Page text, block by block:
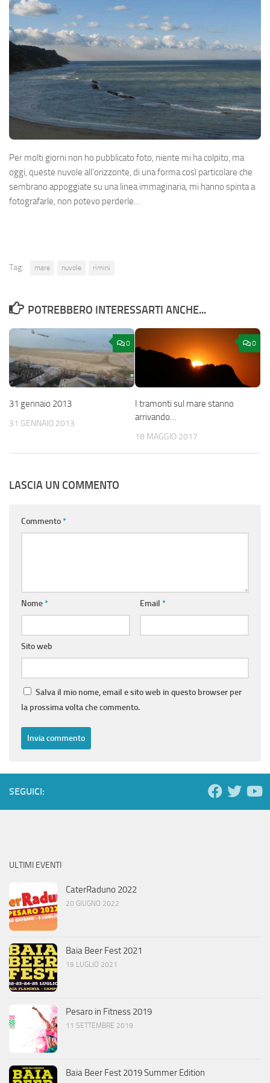
Per molti giorni non ho pubblicato foto, niente mi ha colpito, ma
oggi, queste nuvole all’orizzonte, di una forma così particolare che
sembrano appoggiate su una linea immaginaria, mi hanno spinta a
fotografarle, non potevo perderle…
Tag: mare nuvole rimini
POTREBBERO INTERESSARTI ANCHE...
0
31 gennaio 2013
31 GENNAIO 2013
0
I tramonti sul mare stanno
arrivando…
18 MAGGIO 2017
LASCIA UN COMMENTO
Commento*
Nome* Email *
Sito web
Salva il mio nome, email e sito web in questo browser per
la prossima volta che commento.
SEGUICI:
ULTIMI EVENTI
CaterRaduno 2022
20 GIUGNO 2022
Baia Beer Fest 2021
19 LUGLIO 2021
Pesaro in Fitness 2019
11 SETTEMBRE 2019
Baia Beer Fest 2019 Summer Edition